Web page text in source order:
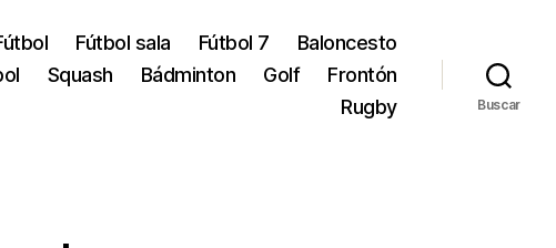
Fútbol sala Fútbol 7
Baloncesto
Squash Bádminton Golf
Frontón
Rugby
Buscar